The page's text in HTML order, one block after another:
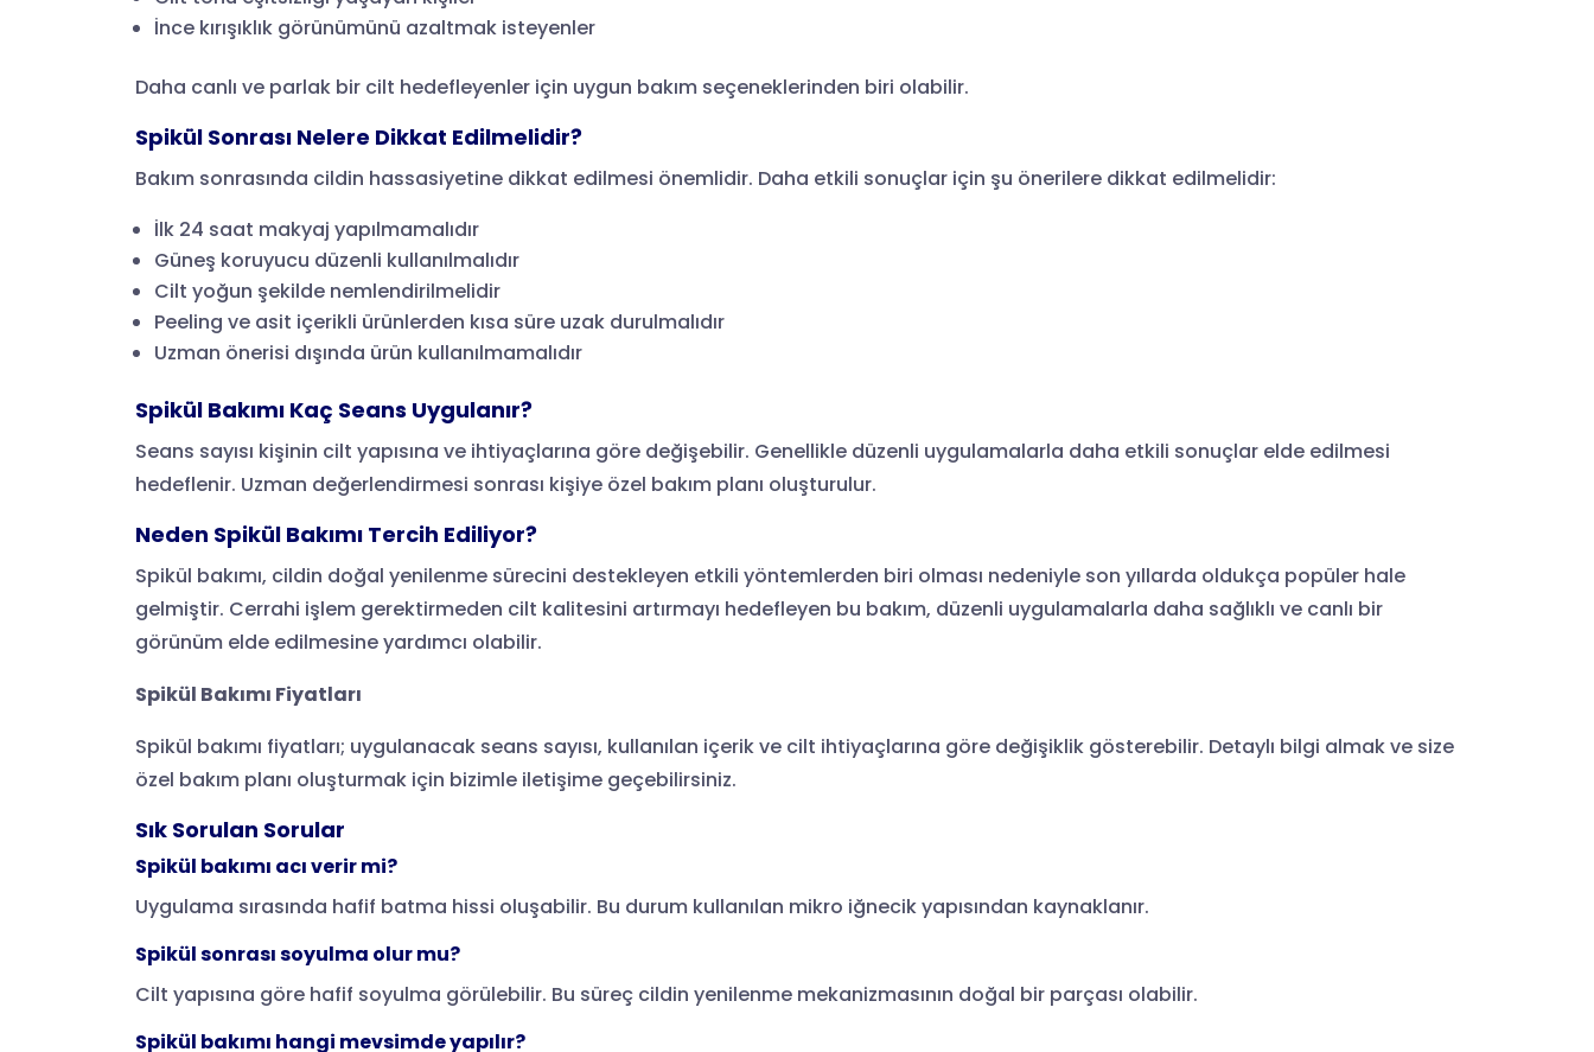
İnce kırışıklık görünümünü azaltmak isteyenler
Daha canlı ve parlak bir cilt hedefleyenler için uygun bakım seçeneklerinden biri olabilir.
Spikül Sonrası Nelere Dikkat Edilmelidir?
Bakım sonrasında cildin hassasiyetine dikkat edilmesi önemlidir. Daha etkili sonuçlar için şu önerilere dikkat edilmelidir:
İlk 24 saat makyaj yapılmamalıdır
Güneş koruyucu düzenli kullanılmalıdır
Cilt yoğun şekilde nemlendirilmelidir
Peeling ve asit içerikli ürünlerden kısa süre uzak durulmalıdır
Uzman önerisi dışında ürün kullanılmamalıdır
Spikül Bakımı Kaç Seans Uygulanır?
Seans sayısı kişinin cilt yapısına ve ihtiyaçlarına göre değişebilir. Genellikle düzenli uygulamalarla daha etkili sonuçlar elde edilmesi
hedeflenir. Uzman değerlendirmesi sonrası kişiye özel bakım planı oluşturulur.
Neden Spikül Bakımı Tercih Ediliyor?
Spikül bakımı, cildin doğal yenilenme sürecini destekleyen etkili yöntemlerden biri olması nedeniyle son yıllarda oldukça popüler hale
gelmiştir. Cerrahi işlem gerektirmeden cilt kalitesini artırmayı hedefleyen bu bakım, düzenli uygulamalarla daha sağlıklı ve canlı bir
görünüm elde edilmesine yardımcı olabilir.
Spikül Bakımı Fiyatları
Spikül bakımı fiyatları; uygulanacak seans sayısı, kullanılan içerik ve cilt ihtiyaçlarına göre değişiklik gösterebilir. Detaylı bilgi almak ve size
özel bakım planı oluşturmak için bizimle iletişime geçebilirsiniz.
Sık Sorulan Sorular
Spikül bakımı acı verir mi?
Uygulama sırasında hafif batma hissi oluşabilir. Bu durum kullanılan mikro iğnecik yapısından kaynaklanır.
Spikül sonrası soyulma olur mu?
Cilt yapısına göre hafif soyulma görülebilir. Bu süreç cildin yenilenme mekanizmasının doğal bir parçası olabilir.
Spikül bakımı hangi mevsimde yapılır?